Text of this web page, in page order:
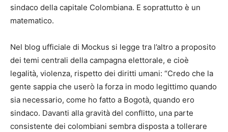
sindaco della capitale Colombiana. E soprattutto è un
matematico.
Nel blog ufficiale di Mockus si legge tra l’altro a proposito
dei temi centrali della campagna elettorale, e cioè
legalità, violenza, rispetto dei diritti umani: “Credo che la
gente sappia che userò la forza in modo legittimo quando
sia necessario, come ho fatto a Bogotà, quando ero
sindaco. Davanti alla gravità del conflitto, una parte
consistente dei colombiani sembra disposta a tollerare